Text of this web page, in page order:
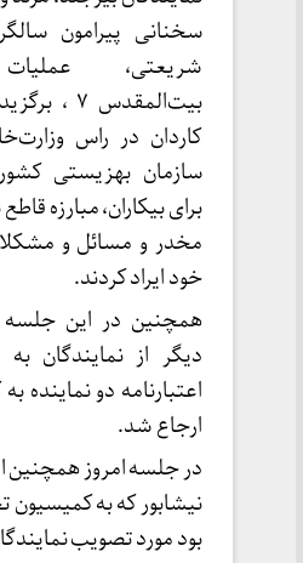
سخنانی پیرامون
شریعتی، عملیات
بیت‌المقدس
کاردان در راس
سازمان بهزیستی
برای بیکاران، مبارزه
مخدر و مسائل و
خود ایراد کردند.
دیگر از نمایندگان
اعتبارنامه دو نماینده
ارجاع شد.
در جلسه امروز همچنین
نیشابور که به
بود مورد تصویب